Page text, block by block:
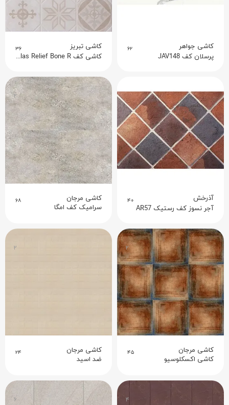
کاشی جواهر ۶۲
پرسلان کف JAV148
کاشی تبریز ۳۶
کاشی کف Atlas Relief Bone R
آذرخش ۴۰
آجر نسوز کف رستیک AR57
۲
کاشی مرجان ۶۸
سرامیک کف امگا
۲
کاشی مرجان ۴۵
کاشی اکسکلوسیو
۲
کاشی مرجان ۲۴
ضد اسید
۴ ۶